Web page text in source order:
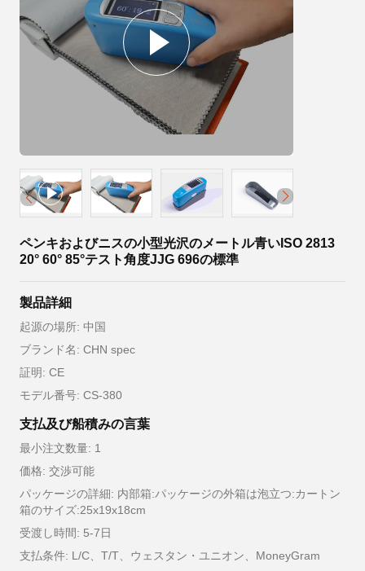
ペンキおよびニスの小型光沢のメートル青いISO 2813
20° 60° 85°テスト角度JJG 696の標準
製品詳細
起源の場所: 中国
ブランド名: CHN spec
証明: CE
モデル番号: CS-380
支払及び船積みの言葉
最小注文数量: 1
価格: 交渉可能
パッケージの詳細: 内部箱:パッケージの外箱は泡立つ:カートン
箱のサイズ:25x19x18cm
受渡し時間: 5-7日
支払条件: L/C、T/T、ウェスタン・ユニオン、MoneyGram